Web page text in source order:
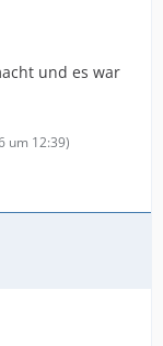
und es war
um 12:39)